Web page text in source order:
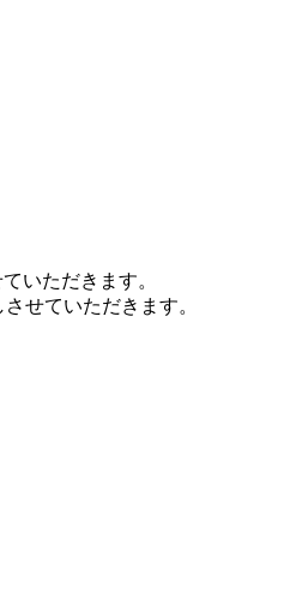
いただきます。
せていただきます。